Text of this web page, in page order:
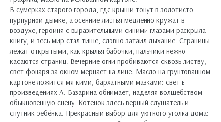
В сумерках старого города, где крыши тонут в золотисто-
пурпурной дымке, а осенние листья медленно кружат в
воздухе, героиня с выразительными синими глазами раскрыла
книгу, и весь мир стал тише, словно затаил дыхание. Страницы
лежат открытыми, как крылья бабочки, пальчики нежно
касаются страниц. Вечерние огни пробиваются сквозь листву,
свет фонаря за окном мерцает на лице. Масло на грунтованном
картоне ложится мягкими, бархатными мазками: свет в
произведениях А. Базарина обнимает, наделяя волшебством
обыкновенную сцену. Котёнок здесь верный слушатель и
спутник ребёнка. Прекрасный выбор для уютного уголка дома: